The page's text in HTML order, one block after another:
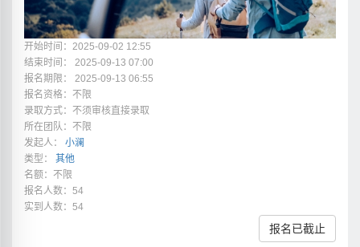
开始时间：2025-09-02 12:55
结束时间： 2025-09-13 07:00
报名期限： 2025-09-13 06:55
报名资格：不限
录取方式：不须审核直接录取
所在团队：不限
发起人： 小澜
类型： 其他
名额：不限
报名人数：54
实到人数：54
报名已截止